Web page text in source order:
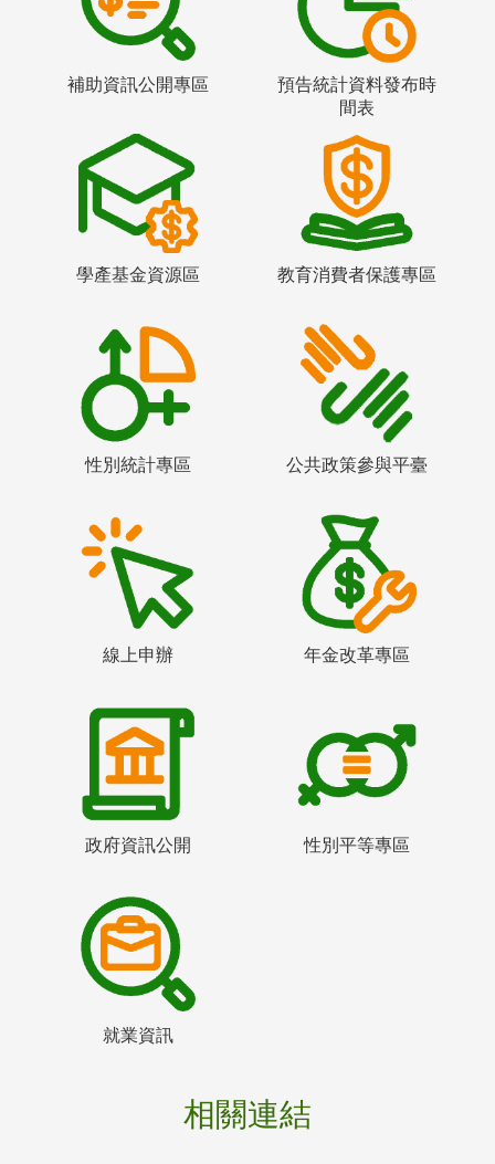
補助資訊公開專區
預告統計資料發布時
間表
學產基金資源區 教育消費者保護專區
性別統計專區 公共政策參與平臺
線上申辦 年金改革專區
政府資訊公開 性別平等專區
就業資訊
相關連結